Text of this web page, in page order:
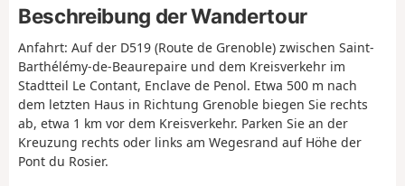
Beschreibung der Wandertour
Anfahrt: Auf der D519 (Route de Grenoble) zwischen Saint-
Barthélémy-de-Beaurepaire und dem Kreisverkehr im
Stadtteil Le Contant, Enclave de Penol. Etwa 500 m nach
dem letzten Haus in Richtung Grenoble biegen Sie rechts
ab, etwa 1 km vor dem Kreisverkehr. Parken Sie an der
Kreuzung rechts oder links am Wegesrand auf Höhe der
Pont du Rosier.